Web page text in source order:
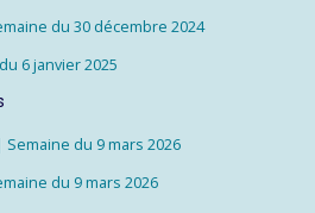
du 30 décembre 2024
6 janvier 2025
du 9 mars 2026
du 9 mars 2026